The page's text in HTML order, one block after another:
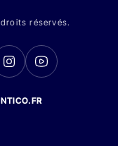
réservés.